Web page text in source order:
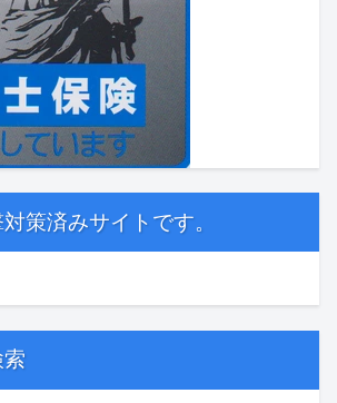
策済みサイトです。
索